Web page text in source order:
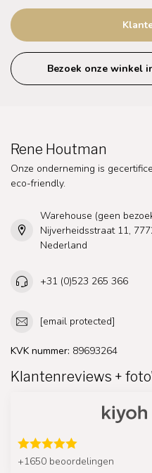
Bezoek onze winkel
Rene Houtman
Onze onderneming is
eco-friendly.
Warehouse (geen
Nijverheidsstraat 11,
Nederland
+31 (0)523 265 366
[email protected]
KVK nummer: 89693264
Klantenreviews +
+1650 beoordelingen